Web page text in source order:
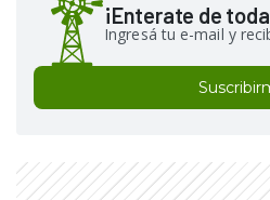
¡Enterate de
Ingresá tu e-mail y